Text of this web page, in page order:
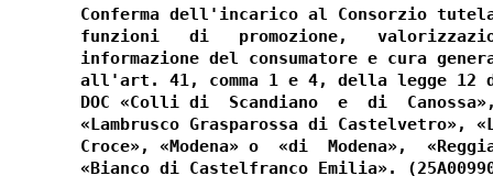
Conferma dell'incarico al Consorzio
funzioni   di   promozione,
informazione del consumatore e cura
all'art. 41, comma 1 e 4, della legge 12
DOC «Colli di  Scandiano  e  di
«Lambrusco Grasparossa di Castelvetro»,
Croce», «Modena» o  «di  Modena»,